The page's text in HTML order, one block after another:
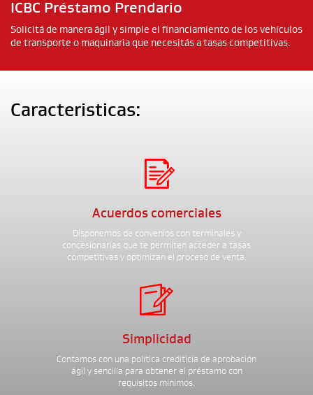
ICBC Préstamo Prendario
Solicitá de manera ágil y simple el financiamiento de los vehículos
de transporte o maquinaria que necesitás a tasas competitivas.
Caracteristicas:

Acuerdos comerciales
Disponemos de convenios con terminales y
concesionarias que te permiten acceder a tasas
competitivas y optimizan el proceso de venta.

Simplicidad
Contamos con una política crediticia de aprobación
ágil y sencilla para obtener el préstamo con
requisitos mínimos.